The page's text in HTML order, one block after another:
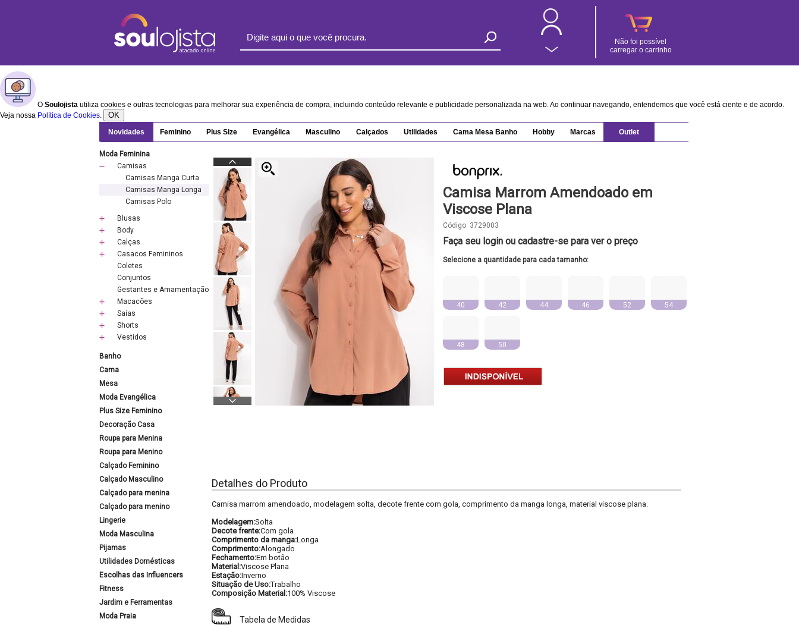
Não foi possível
carregar o carrinho
O Soulojista utiliza cookies e outras tecnologias para melhorar sua experiência de compra, incluindo conteúdo relevante e publicidade personalizada na web. Ao continuar navegando, entendemos que você está ciente e de acordo.
Veja nossa Política de Cookies. OK
Novidades Feminino Plus Size Evangélica Masculino Calçados Utilidades Cama Mesa Banho Hobby Marcas Outlet
Moda Feminina
Camisas
Camisas Manga Curta
Camisas Manga Longa
Camisas Polo
Blusas
Body
Calças
Casacos Femininos
Coletes
Conjuntos
Gestantes e Amamentação
Macacões
Saias
Shorts
Vestidos
Banho
Cama
Mesa
Moda Evangélica
Plus Size Feminino
Decoração Casa
Roupa para Menina
Roupa para Menino
Calçado Feminino
Calçado Masculino
Calçado para menina
Calçado para menino
Lingerie
Moda Masculina
Pijamas
Utilidades Domésticas
Escolhas das Influencers
Fitness
Jardim e Ferramentas
Moda Praia
Camisa Marrom Amendoado em
Viscose Plana
Código: 3729003
Faça seu login ou cadastre-se para ver o preço
Selecione a quantidade para cada tamanho:
40 42 44 46 52 54
48 50
Detalhes do Produto
Camisa marrom amendoado, modelagem solta, decote frente com gola, comprimento da manga longa, material viscose plana.
Modelagem:Solta
Decote frente:Com gola
Comprimento da manga:Longa
Comprimento:Alongado
Fechamento:Em botão
Material:Viscose Plana
Estação:Inverno
Situação de Uso:Trabalho
Composição Material:100% Viscose
Tabela de Medidas